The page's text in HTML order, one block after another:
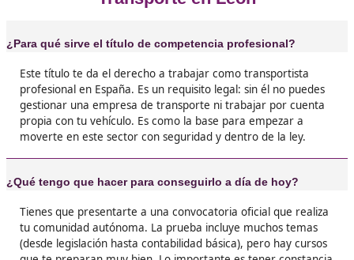
❝ hablaron del título de transporte y lo vi claro.
trabajo con mi propio vehículo. Es lo mejor
hecho en años.

Marta, de León
❝ No te voy a mentir, hay que estudiar y
tiempo, pero no es nada que no se pueda
esfuerzo. Y lo mejor es que el esfuerzo tiene
recompensa: hoy trabajo fijo en una empresa